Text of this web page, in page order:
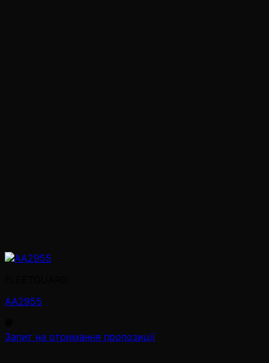
AA2955
Запит на отримання пропозиції